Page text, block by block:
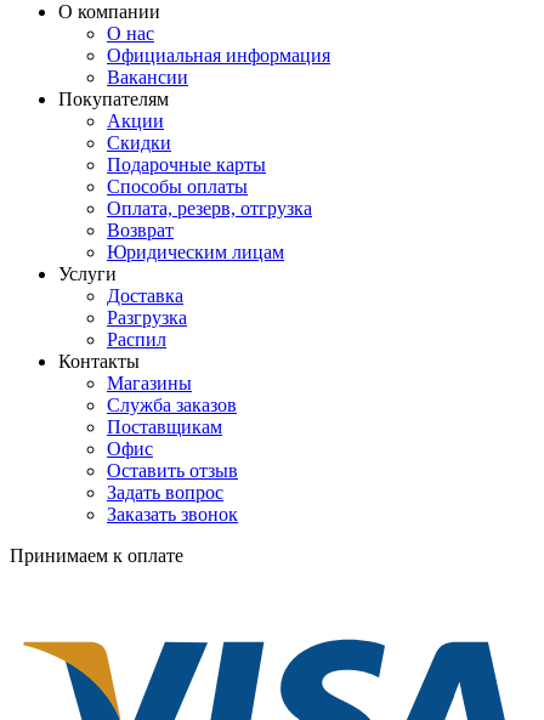
О компании
О нас
Официальная информация
Вакансии
Покупателям
Акции
Скидки
Подарочные карты
Способы оплаты
Оплата, резерв, отгрузка
Возврат
Юридическим лицам
Услуги
Доставка
Разгрузка
Распил
Контакты
Магазины
Служба заказов
Поставщикам
Офис
Оставить отзыв
Задать вопрос
Заказать звонок
Принимаем к оплате